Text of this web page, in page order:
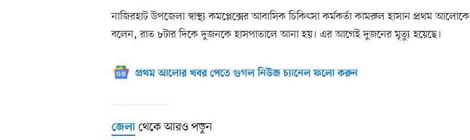
নাজিরহাট উপজেলা স্বাস্থ্য কমপ্লেক্সের আবাসিক চিকিৎসা কর্মকর্তা কামরুল হাসান প্রথম আলোকে
বলেন, রাত ৮টার দিকে দুজনকে হাসপাতালে আনা হয়। এর আগেই দুজনের মৃত্যু হয়েছে।
প্রথম আলোর খবর পেতে গুগল নিউজ চ্যানেল ফলো করুন
জেলা থেকে আরও পড়ুন